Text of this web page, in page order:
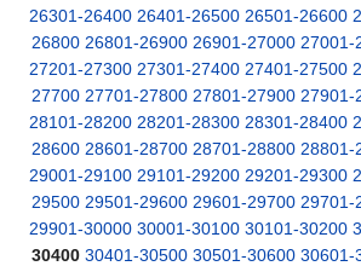
26301-26400 26401-26500 26501-26600
26800 26801-26900 26901-27000 27001-
27201-27300 27301-27400 27401-27500
27700 27701-27800 27801-27900 27901-
28101-28200 28201-28300 28301-28400
28600 28601-28700 28701-28800 28801-
29001-29100 29101-29200 29201-29300
29500 29501-29600 29601-29700 29701-
29901-30000 30001-30100 30101-30200
30400 30401-30500 30501-30600 30601-